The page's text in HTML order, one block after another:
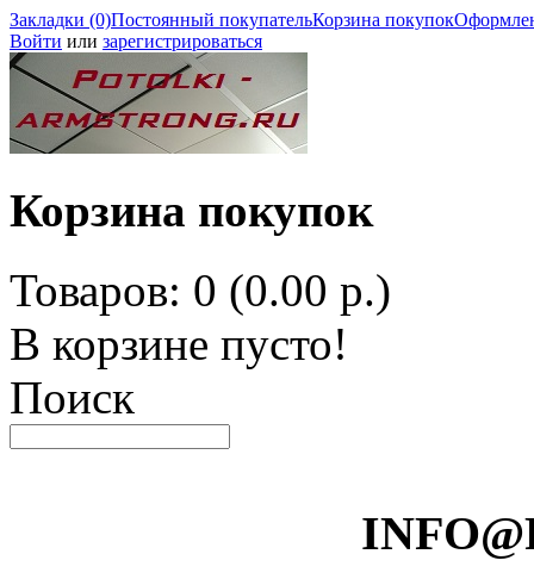
Закладки (0)Постоянный покупательКорзина покупок
Войти или зарегистрироваться
Корзина покупок
Товаров: 0 (0.00 р.)
В корзине пусто!
Поиск